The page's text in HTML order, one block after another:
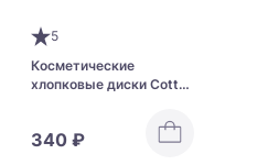
5
Косметические
хлопковые диски Cotton
340 ₽